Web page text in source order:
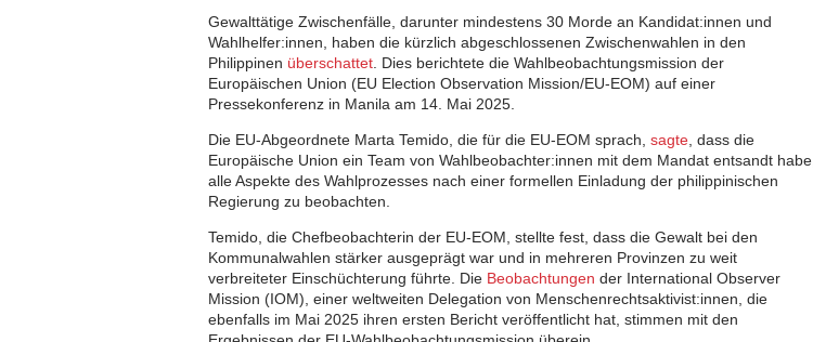
Gewalttätige Zwischenfälle, darunter mindestens 30 Morde an Kandidat:innen und
Wahlhelfer:innen, haben die kürzlich abgeschlossenen Zwischenwahlen in den
Philippinen überschattet . Dies berichtete die Wahlbeobachtungsmission der
Europäischen Union (EU Election Observation Mission/EU-EOM) auf einer
Pressekonferenz in Manila am 14. Mai 2025.
Die EU-Abgeordnete Marta Temido, die für die EU-EOM sprach, sagte , dass die
Europäische Union ein Team von Wahlbeobachter:innen mit dem Mandat entsandt habe,
alle Aspekte des Wahlprozesses nach einer formellen Einladung der philippinischen
Regierung zu beobachten.
Temido, die Chefbeobachterin der EU-EOM, stellte fest, dass die Gewalt bei den
Kommunalwahlen stärker ausgeprägt war und in mehreren Provinzen zu weit
verbreiteter Einschüchterung führte. Die Beobachtungen der International Observer
Mission (IOM), einer weltweiten Delegation von Menschenrechtsaktivist:innen, die
ebenfalls im Mai 2025 ihren ersten Bericht veröffentlicht hat, stimmen mit den